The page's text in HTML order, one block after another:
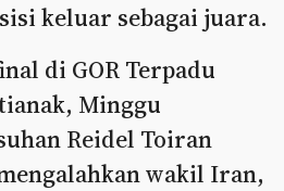
keluar sebagai juara.
di GOR Terpadu
Minggu
Reidel Toiran
wakil Iran,